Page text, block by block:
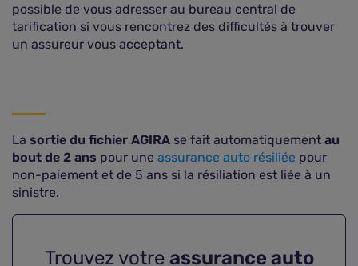
possible de vous adresser au bureau central de
tarification si vous rencontrez des difficultés à trouver
un assureur vous acceptant.
La sortie du fichier AGIRA se fait automatiquement au
bout de 2 ans pour une assurance auto résiliée pour
non-paiement et de 5 ans si la résiliation est liée à un
sinistre.
Trouvez votre assurance auto